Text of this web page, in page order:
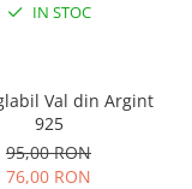
IN STOC
Val din Argint
925
95,00 RON
76,00 RON